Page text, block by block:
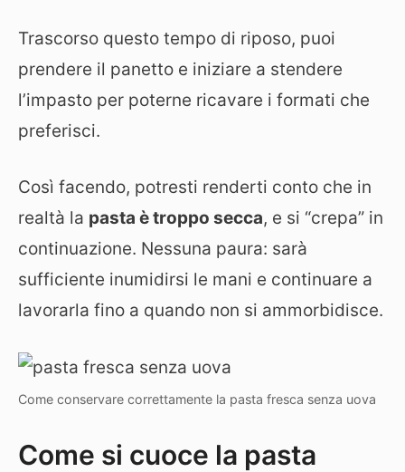
Trascorso questo tempo di riposo, puoi
prendere il panetto e iniziare a stendere
l’impasto per poterne ricavare i formati che
preferisci.
Così facendo, potresti renderti conto che in
realtà la pasta è troppo secca, e si “crepa” in
continuazione. Nessuna paura: sarà
sufficiente inumidirsi le mani e continuare a
lavorarla fino a quando non si ammorbidisce.
Come conservare correttamente la pasta fresca senza uova
Come si cuoce la pasta